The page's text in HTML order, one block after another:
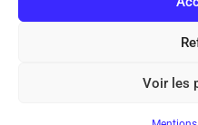
Voir les
Conditions